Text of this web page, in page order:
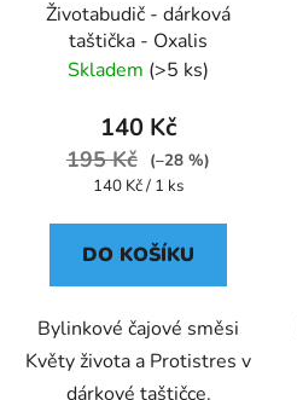
Životabudič - dárková
taštička - Oxalis
Skladem (>5 ks)
140 Kč
195 Kč
(–28 %)
Měrná
140 Kč / 1 ks
DO KOŠÍKU
Bylinkové čajové směsi
Květy života a Protistres v
dárkové taštičce.